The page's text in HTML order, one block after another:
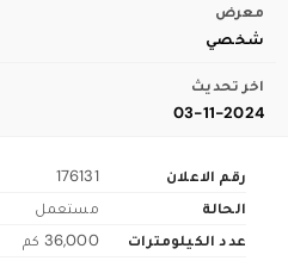
معرض
شخصي
اخر تحديث
03-11-2024
رقم الاعلان
176131
الحالة
مستعمل
عدد الكيلومترات
36,000 كم